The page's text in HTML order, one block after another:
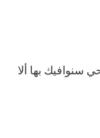
سنوافيك بها ألا